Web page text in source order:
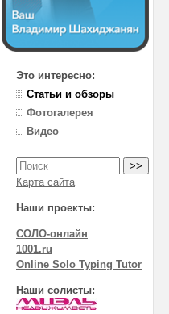
Это интересно:
Статьи и обзоры
Фотогалерея
Видео
Карта сайта
Наши проекты:
СОЛО-онлайн
1001.ru
Online Solo Typing Tutor
Наши солисты: